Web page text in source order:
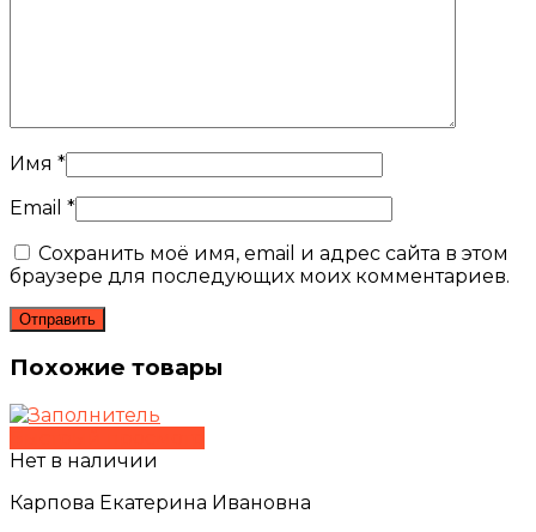
Имя *
Email *
Сохранить моё имя, email и адрес сайта в этом
браузере для последующих моих комментариев.
Похожие товары
Нет в наличии
Карпова Екатерина Ивановна